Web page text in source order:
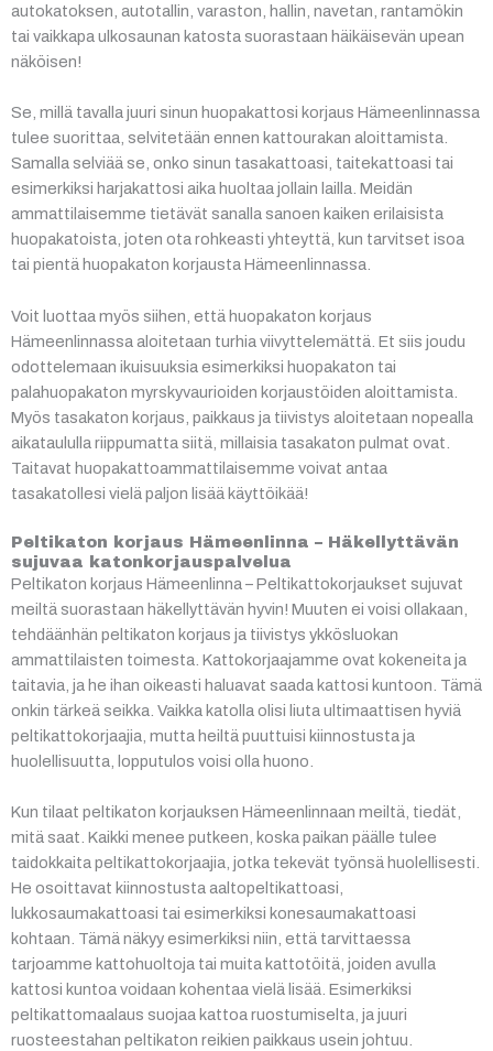
autokatoksen, autotallin, varaston, hallin, navetan, rantamökin
tai vaikkapa ulkosaunan katosta suorastaan häikäisevän upean
näköisen!
Se, millä tavalla juuri sinun huopakattosi korjaus Hämeenlinnassa
tulee suorittaa, selvitetään ennen kattourakan aloittamista.
Samalla selviää se, onko sinun tasakattoasi, taitekattoasi tai
esimerkiksi harjakattosi aika huoltaa jollain lailla. Meidän
ammattilaisemme tietävät sanalla sanoen kaiken erilaisista
huopakatoista, joten ota rohkeasti yhteyttä, kun tarvitset isoa
tai pientä huopakaton korjausta Hämeenlinnassa.
Voit luottaa myös siihen, että huopakaton korjaus
Hämeenlinnassa aloitetaan turhia viivyttelemättä. Et siis joudu
odottelemaan ikuisuuksia esimerkiksi huopakaton tai
palahuopakaton myrskyvaurioiden korjaustöiden aloittamista.
Myös tasakaton korjaus, paikkaus ja tiivistys aloitetaan nopealla
aikataululla riippumatta siitä, millaisia tasakaton pulmat ovat.
Taitavat huopakattoammattilaisemme voivat antaa
tasakatollesi vielä paljon lisää käyttöikää!
Peltikaton korjaus Hämeenlinna – Häkellyttävän
sujuvaa katonkorjauspalvelua
Peltikaton korjaus Hämeenlinna – Peltikattokorjaukset sujuvat
meiltä suorastaan häkellyttävän hyvin! Muuten ei voisi ollakaan,
tehdäänhän peltikaton korjaus ja tiivistys ykkösluokan
ammattilaisten toimesta. Kattokorjaajamme ovat kokeneita ja
taitavia, ja he ihan oikeasti haluavat saada kattosi kuntoon. Tämä
onkin tärkeä seikka. Vaikka katolla olisi liuta ultimaattisen hyviä
peltikattokorjaajia, mutta heiltä puuttuisi kiinnostusta ja
huolellisuutta, lopputulos voisi olla huono.
Kun tilaat peltikaton korjauksen Hämeenlinnaan meiltä, tiedät,
mitä saat. Kaikki menee putkeen, koska paikan päälle tulee
taidokkaita peltikattokorjaajia, jotka tekevät työnsä huolellisesti.
He osoittavat kiinnostusta aaltopeltikattoasi,
lukkosaumakattoasi tai esimerkiksi konesaumakattoasi
kohtaan. Tämä näkyy esimerkiksi niin, että tarvittaessa
tarjoamme kattohuoltoja tai muita kattotöitä, joiden avulla
kattosi kuntoa voidaan kohentaa vielä lisää. Esimerkiksi
peltikattomaalaus suojaa kattoa ruostumiselta, ja juuri
ruosteestahan peltikaton reikien paikkaus usein johtuu.